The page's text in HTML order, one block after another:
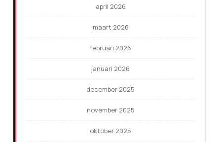
april 2026
maart 2026
februari 2026
januari 2026
december 2025
november 2025
oktober 2025